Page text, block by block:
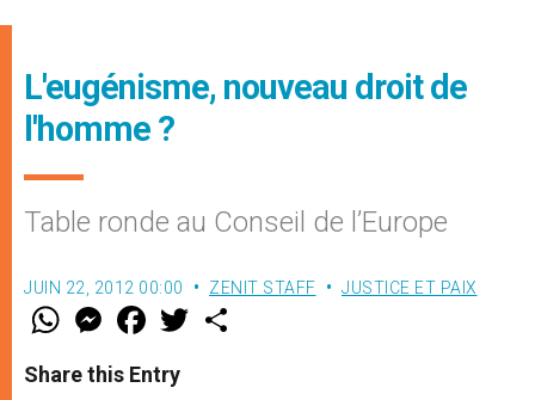
L'eugénisme, nouveau droit de
l'homme ?
Table ronde au Conseil de l’Europe
JUIN 22, 2012 00:00 ZENIT STAFF JUSTICE ET PAIX
W
t
s
M
e
s
e
F
a
e
b
w
Share this Entry